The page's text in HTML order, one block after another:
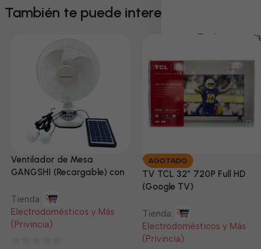
También te puede interesar
Ventilador de Mesa
GANGSHI (Recargable) con
Tienda:
Electrodomésticos y Más
(Privincia)
AGOTADO
TV TCL 32” 720P Full HD
(Google TV)
Tienda:
Electrodomésticos y Más
(Privincia)
Em breve,